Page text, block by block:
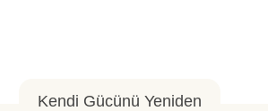
Kendi Gücünü Yeniden